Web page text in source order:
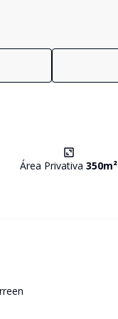
Área Privativa350m²